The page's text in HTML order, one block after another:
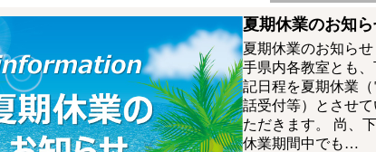
夏期休業のお知
夏期休業のお知らせ
手県内各教室とも、
記日程を夏期休業（
話受付等）とさせて
ただきます。 尚、
休業期間中でも…